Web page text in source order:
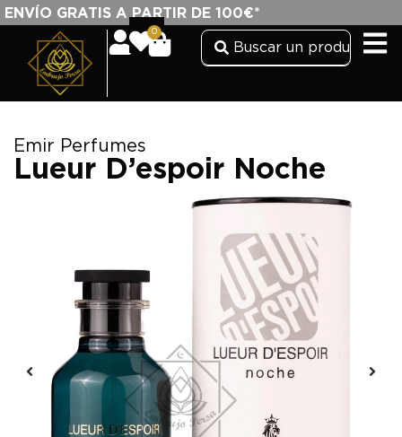
ENVÍO GRATIS A PARTIR DE 100€*
0
Emir Perfumes
Lueur D’espoir Noche